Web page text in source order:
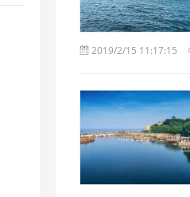
2019/2/15 11:17:15